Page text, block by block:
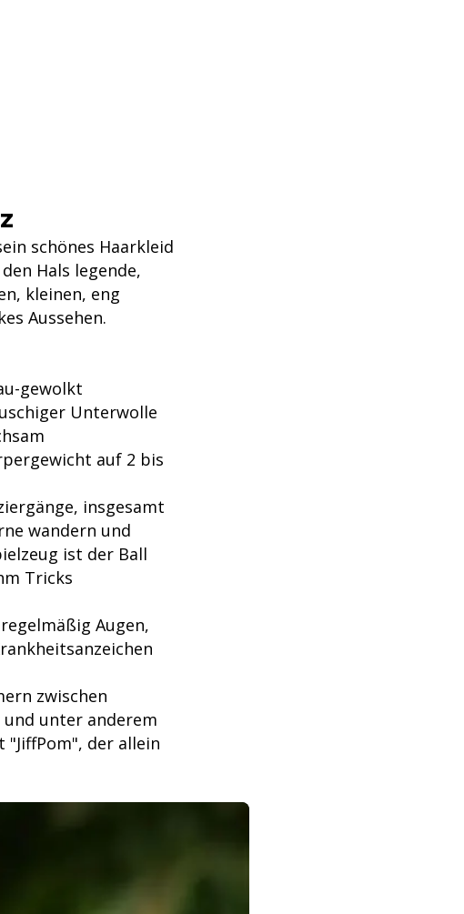
schönes Haarkleid
Hals legende,
kleinen, eng
Aussehen.
gewolkt
Unterwolle
auf 2 bis
insgesamt
wandern und
ist der Ball
Tricks
Augen,
zwischen
unter anderem
der allein